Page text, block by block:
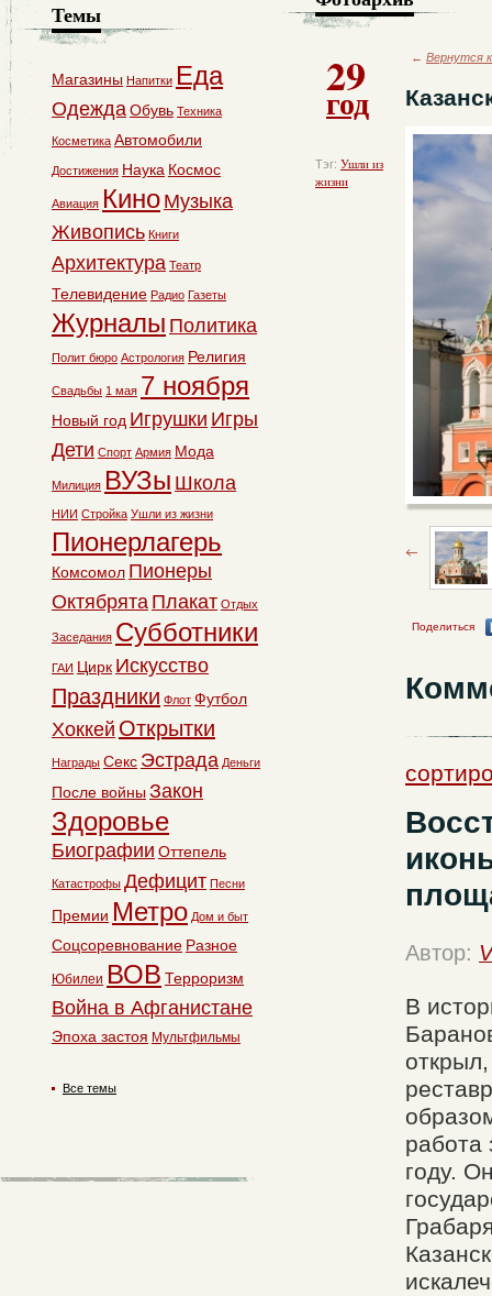
29
год
Тэг: Ушли из
жизни
← Вернутся
Поделиться
Автор:
В
работа
году.
Темы
Магазины Напитки Еда
ОдеждаОбувь Техника
Косметика Автомобили
Достижения Наука Космос
Авиация Кино Музыка
Живопись Книги
Архитектура Театр
Телевидение Радио Газеты
Журналы Политика
Полит бюро Астрология Религия
Свадьбы 1 мая 7 ноября
Новый год Игрушки Игры
Дети Спорт Армия Мода
Милиция ВУЗы Школа
НИИ Стройка Ушли из жизни
Пионерлагерь
Комсомол Пионеры
Октябрята Плакат Отдых
Заседания Субботники
ГАИ Цирк Искусство
Праздники Флот Футбол
Хоккей Открытки
Награды Секс Эстрада Деньги
После войны Закон
Здоровье
Биографии Оттепель
Катастрофы Дефицит Песни
Премии Метро Дом и быт
Соцсоревнование Разное
Юбилеи ВОВ Терроризм
Война в Афганистане
Эпоха застоя Мультфильмы
Все темы